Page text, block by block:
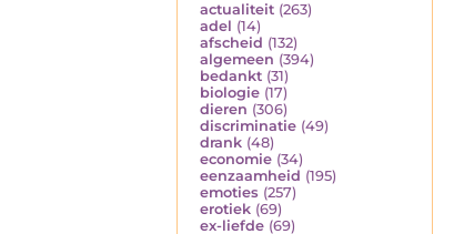
actualiteit (263)
adel (14)
afscheid (132)
algemeen (394)
bedankt (31)
biologie (17)
dieren (306)
discriminatie (49)
drank (48)
economie (34)
eenzaamheid (195)
emoties (257)
erotiek (69)
ex-liefde (69)